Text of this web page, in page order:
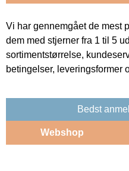
Vi har gennemgået de mest
dem med stjerner fra 1 til 5
sortimentstørrelse,
betingelser, leveringsformer
Bedst
Webshop